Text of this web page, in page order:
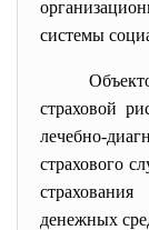
системы
страховой
лечебно-
страхового
денежных